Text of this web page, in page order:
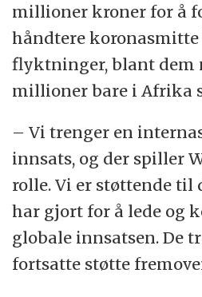
millioner kroner for å
håndtere
flyktninger, blant dem
millioner bare i Afrika
– Vi trenger en
innsats, og der spiller
rolle. Vi er støttende til
har gjort for å lede og
globale innsatsen. De
fortsatte støtte